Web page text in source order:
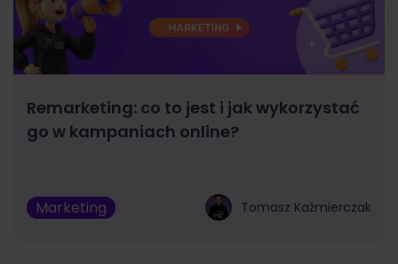
Remarketing: co to jest i jak wykorzystać
go w kampaniach online?
Marketing Tomasz Kaźmierczak